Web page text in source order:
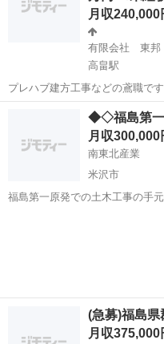
月収240,000
有限会社 東邦
高畠駅
プレハブ建方工事などの鳶職で
視の働き方が出来ます！ 仕事に
ったパーツで足場を組んでいく
く仕上げることが可能です。 現
東置賜郡 高畠駅
◆◇福島第一
月収300,000
南東北産業
米沢市
福島第一原発での土木工事の手元作業にな
(急募)福島県
月収375,000